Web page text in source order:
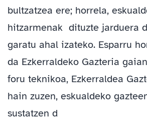
bultzatzea ere; horrela,
hitzarmenak dituzte jarduera
garatu ahal izateko. Esparru
da Ezkerraldeko Gazteria
foru teknikoa, Ezkerraldea
hain zuzen, eskualdeko
sustatzen d